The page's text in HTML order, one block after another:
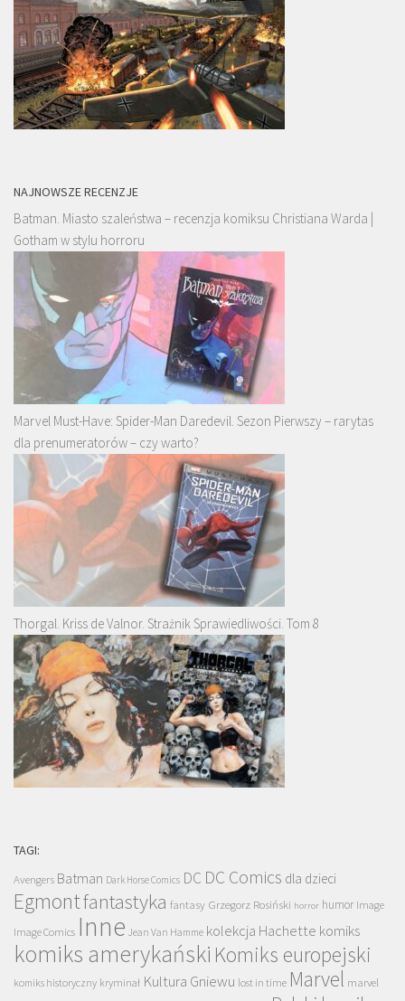
NAJNOWSZE RECENZJE
Batman. Miasto szaleństwa – recenzja komiksu Christiana Warda |
Gotham w stylu horroru
Marvel Must-Have: Spider-Man Daredevil. Sezon Pierwszy – rarytas
dla prenumeratorów – czy warto?
Thorgal. Kriss de Valnor. Strażnik Sprawiedliwości. Tom 8
TAGI:
Avengers Batman Dark Horse Comics DC DC Comics dla dzieci
Egmontfantastyka fantasy Grzegorz Rosiński horror humor Image
Image Comics Inne Jean Van Hamme kolekcja Hachette komiks
komiks amerykański Komiks europejski
komiks historyczny kryminał Kultura Gniewu lost in time Marvel marvel